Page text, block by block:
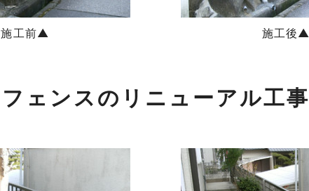
施工前▲ 施工後▲
フェンスのリニューアル工事